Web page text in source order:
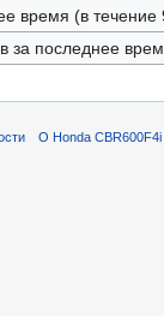
время (в течение
за последнее
О Honda CBR600F4i